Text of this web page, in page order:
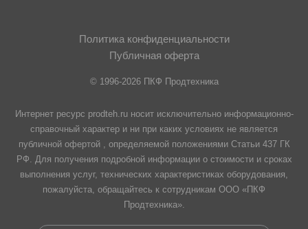
Политика конфиденциальности
Публичная оферта
© 1996-2026 ПКФ Продтехника
Интернет ресурс prodteh.ru носит исключительно информационно-
справочный характер и ни при каких условиях не является
публичной офертой , определяемой положениями Статьи 437 ГК
РФ. Для получения подробной информации о стоимости и сроках
выполнения услуг, технических характеристиках оборудования,
пожалуйста, обращайтесь к сотрудникам ООО «ПКФ
Продтехника».